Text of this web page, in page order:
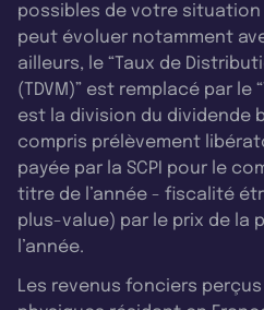
possibles de votre
peut évoluer notamment
ailleurs, le “Taux de
(TDVM)” est remplacé par le
est la division du dividende
compris prélèvement
payée par la SCPI pour le
titre de l’année - fiscalité
plus-value) par le prix de la
l’année.
Les revenus fonciers